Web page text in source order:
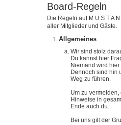
Board-Regeln
Die Regeln auf M U S T A
aller Mitglieder und Gäste.
Allgemeines
Wir sind stolz
Du kannst hier
Niemand wird
Dennoch sind hin
Weg zu führen.
Um zu
Hinweise in
Ende auch du.
Bei uns gilt der